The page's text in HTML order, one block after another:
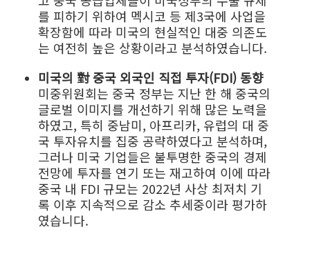
를 피하기 위하여 멕시코 등 제3국에 사업을
확장함에 따라 미국의 현실적인 대중 의존도
는 여전히 높은 상황이라고 분석하였습니다.
미국의 對 중국 외국인 직접 투자(FDI) 동향
미중위원회는 중국 정부는 지난 한 해 중국의
글로벌 이미지를 개선하기 위해 많은 노력을
하였고, 특히 중남미, 아프리카, 유럽의 대 중
국 투자유치를 집중 공략하였다고 분석하며,
그러나 미국 기업들은 불투명한 중국의 경제
전망에 투자를 연기 또는 재고하여 이에 따라
중국 내 FDI 규모는 2022년 사상 최저치 기
록 이후 지속적으로 감소 추세중이라 평가하
였습니다.